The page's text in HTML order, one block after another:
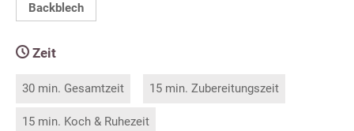
Backblech
Zeit
30 min. Gesamtzeit 15 min. Zubereitungszeit
15 min. Koch & Ruhezeit